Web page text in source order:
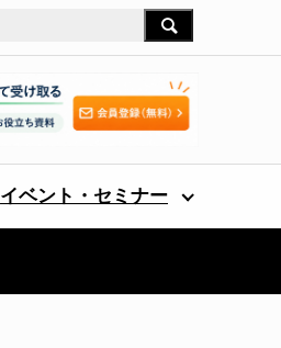
イベント・セミナー